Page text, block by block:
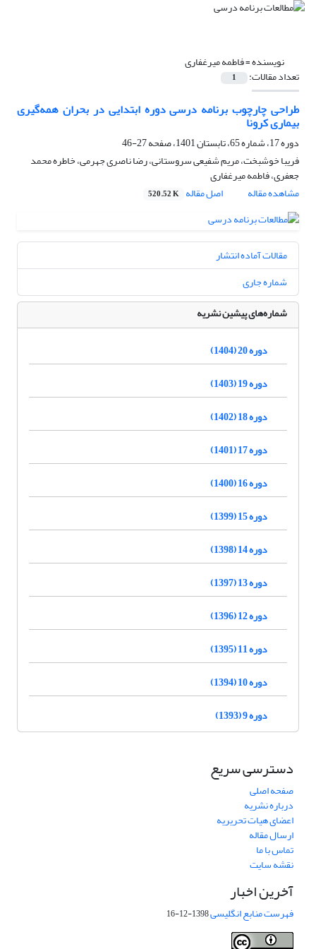
نویسنده =فاطمه میرغفاری
تعداد مقالات: 1
طراحی چارچوب برنامه درسی دوره ابتدایی در بحران همه‌گیری
بیماری کرونا
دوره 17، شماره 65، تابستان 1401، صفحه
27-46
فریبا خوشبخت، مریم شفیعی سروستانی، رضا ناصری جهرمی، خاطره محمد
جعفری، فاطمه میرغفاری
مشاهده مقاله
اصل مقاله 520.52 K
مقالات آماده انتشار
شماره جاری
شماره‌های پیشین نشریه
دوره 20 (1404)
دوره 19 (1403)
دوره 18 (1402)
دوره 17 (1401)
دوره 16 (1400)
دوره 15 (1399)
دوره 14 (1398)
دوره 13 (1397)
دوره 12 (1396)
دوره 11 (1395)
دوره 10 (1394)
دوره 9 (1393)
دسترسی سریع
صفحه اصلی
درباره نشریه
اعضای هیات تحریریه
ارسال مقاله
تماس با ما
نقشه سایت
آخرین اخبار
فهرست منابع انگلیسی1398-12-16